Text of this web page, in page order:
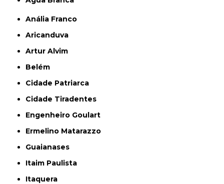
Anália Franco
Aricanduva
Artur Alvim
Belém
Cidade Patriarca
Cidade Tiradentes
Engenheiro Goulart
Ermelino Matarazzo
Guaianases
Itaim Paulista
Itaquera